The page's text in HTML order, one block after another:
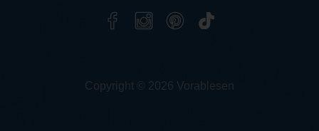
Copyright © 2026 Vorablesen